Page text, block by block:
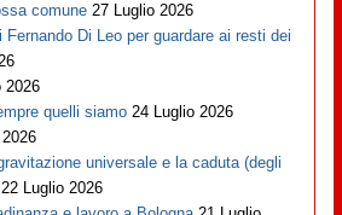
comune 27 Luglio 2026
Fernando Di Leo per guardare ai resti dei
2026
quelli siamo 24 Luglio 2026
universale e la caduta (degli
22 Luglio 2026